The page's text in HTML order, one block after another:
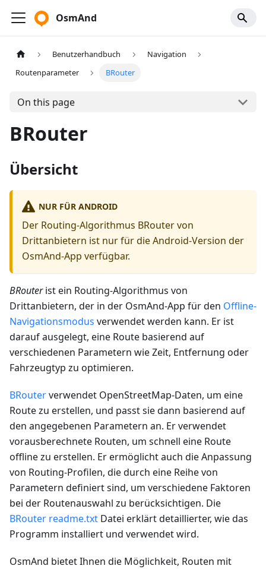
OsmAnd
Benutzerhandbuch
Navigation
Routenparameter
BRouter
On this page
BRouter
Übersicht
NUR FÜR ANDROID
Der Routing-Algorithmus BRouter von
Drittanbietern ist nur für die Android-Version der
OsmAnd-App verfügbar.
BRouterist ein Routing-Algorithmus von
Drittanbietern, der in der OsmAnd-App für den Offline-
Navigationsmodus verwendet werden kann. Er ist
darauf ausgelegt, eine Route basierend auf
verschiedenen Parametern wie Zeit, Entfernung oder
Fahrzeugtyp zu optimieren.
BRouterverwendet OpenStreetMap-Daten, um eine
Route zu erstellen, und passt sie dann basierend auf
den angegebenen Parametern an. Er verwendet
vorausberechnete Routen, um schnell eine Route
offline zu erstellen. Er ermöglicht auch die Anpassung
von Routing-Profilen, die durch eine Reihe von
Parametern definiert sind, um verschiedene Faktoren
bei der Routenauswahl zu berücksichtigen. Die
BRouter readme.txt Datei erklärt detaillierter, wie das
Programm installiert und verwendet wird.
OsmAnd bietet Ihnen die Möglichkeit, Routen mit